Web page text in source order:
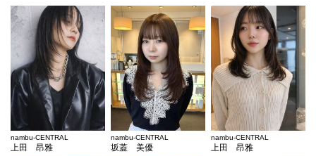
nambu-CENTRAL
上田 昂雅
nambu-CENTRAL
坂蓋 美優
nambu-CENTRAL
上田 昂雅